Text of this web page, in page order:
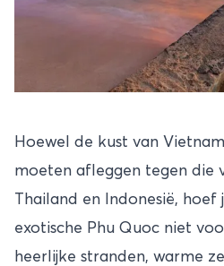
Hoewel de kust van Vietnam
moeten afleggen tegen die
Thailand en Indonesië, hoef
exotische Phu Quoc niet
heerlijke stranden, warme